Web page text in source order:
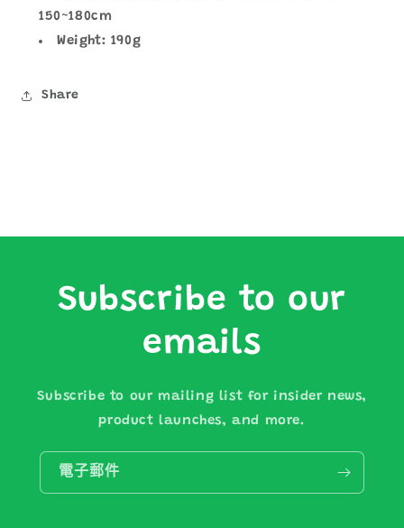
150~180cm
Weight: 190g
Share
Subscribe to our
emails
Subscribe to our mailing list for insider news,
product launches, and more.
電子郵件